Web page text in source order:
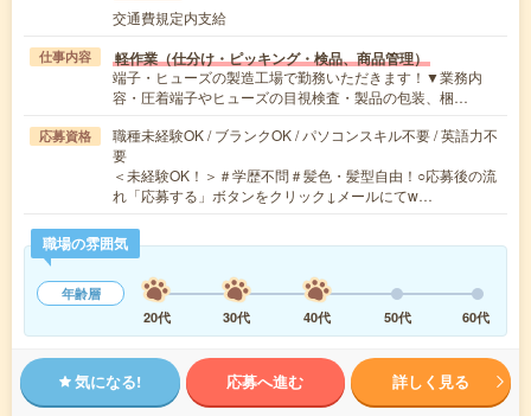
交通費規定内支給
仕事内容 軽作業（仕分け・ピッキング・検品、商品管理）
端子・ヒューズの製造工場で勤務いただきます！▼業務内
容・圧着端子やヒューズの目視検査・製品の包装、梱…
応募資格
職種未経験OK / ブランクOK / パソコンスキル不要 / 英語力不
要
＜未経験OK！＞＃学歴不問＃髪色・髪型自由！○応募後の流
れ「応募する」ボタンをクリック↓メールにてw…
職場の雰囲気
年齢層
20代
30代 40代 50代 60代
気になる! 応募へ進む 詳しく見る